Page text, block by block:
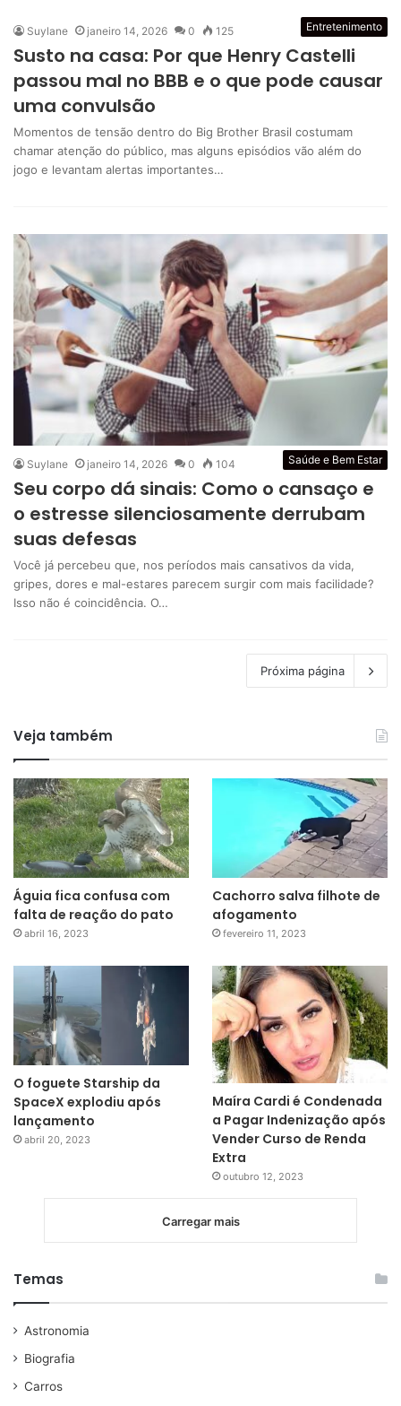
Entretenimento
Suylane janeiro 14, 2026 0 125
Susto na casa: Por que Henry Castelli
passou mal no BBB e o que pode causar
uma convulsão
Momentos de tensão dentro do Big Brother Brasil costumam
chamar atenção do público, mas alguns episódios vão além do
jogo e levantam alertas importantes…
Saúde e Bem Estar
Suylane janeiro 14, 2026 0 104
Seu corpo dá sinais: Como o cansaço e
o estresse silenciosamente derrubam
suas defesas
Você já percebeu que, nos períodos mais cansativos da vida,
gripes, dores e mal-estares parecem surgir com mais facilidade?
Isso não é coincidência. O…
Próxima página
Veja também
Águia fica confusa com
falta de reação do pato
abril 16, 2023
Cachorro salva filhote de
afogamento
fevereiro 11, 2023
O foguete Starship da
SpaceX explodiu após
lançamento
abril 20, 2023
Maíra Cardi é Condenada
a Pagar Indenização após
Vender Curso de Renda
Extra
outubro 12, 2023
Carregar mais
Temas
Astronomia
Biografia
Carros